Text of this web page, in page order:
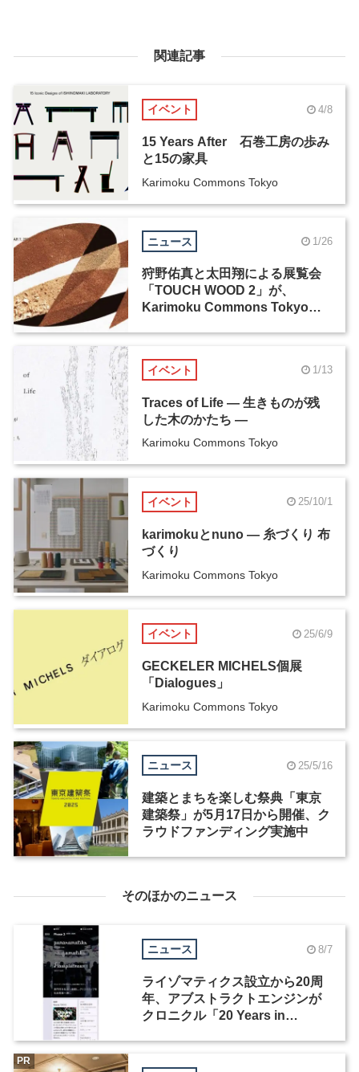
関連記事
イベント 4/8
15 Years After 石巻工房の歩み
と15の家具
Karimoku Commons Tokyo
ニュース 1/26
狩野佑真と太田翔による展覧会
「TOUCH WOOD 2」が、
Karimoku Commons Tokyoに
イベント 1/13
Traces of Life ― 生きものが残
した木のかたち ―
Karimoku Commons Tokyo
イベント 25/10/1
karimokuとnuno ― 糸づくり 布
づくり
Karimoku Commons Tokyo
イベント 25/6/9
GECKELER MICHELS個展
「Dialogues」
Karimoku Commons Tokyo
ニュース 25/5/16
建築とまちを楽しむ祭典「東京
建築祭」が5月17日から開催、ク
ラウドファンディング実施中
そのほかのニュース
ニュース 8/7
ライゾマティクス設立から20周
年、アブストラクトエンジンが
クロニクル「20 Years in
PR